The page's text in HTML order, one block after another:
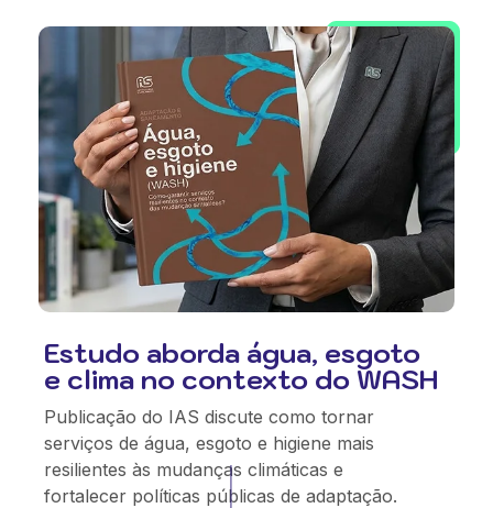
Estudo aborda água, esgoto
e clima no contexto do WASH
Publicação do IAS discute como tornar
serviços de água, esgoto e higiene mais
resilientes às mudanças climáticas e
fortalecer políticas públicas de adaptação.